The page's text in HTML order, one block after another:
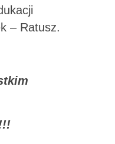
– Ratusz.